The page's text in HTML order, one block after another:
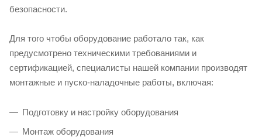
безопасности.
Для того чтобы оборудование работало так, как
предусмотрено техническими требованиями и
сертификацией, специалисты нашей компании производят
монтажные и пуско-наладочные работы, включая:
Подготовку и настройку оборудования
Монтаж оборудования